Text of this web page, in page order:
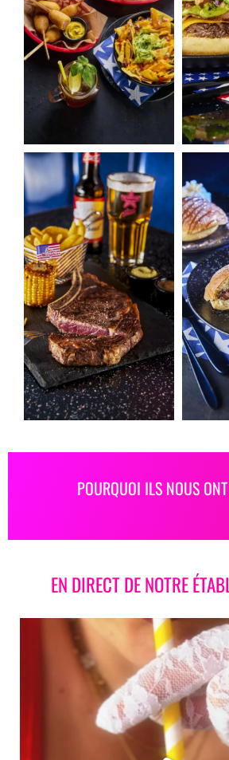
POURQUOI ILS NOUS
EN DIRECT DE NOTRE